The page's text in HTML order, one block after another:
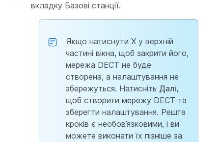
вкладку Базові станції.
Якщо натиснути X у верхній
частині вікна, щоб закрити його,
мережа DECT не буде
створена, а налаштування не
збережуться. Натисніть Далі,
щоб створити мережу DECT та
зберегти налаштування. Решта
кроків є необов’язковими, і ви
можете виконати їх пізніше за